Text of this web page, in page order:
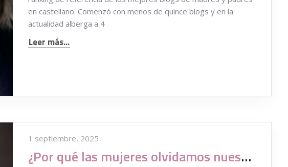
en castellano. Comenzó con menos de quince blogs y en la
actualidad alberga a 4
Leer más...
1 septiembre, 2025
¿Por qué las mujeres olvidamos nuestros deseos infantiles cuando crecemos?